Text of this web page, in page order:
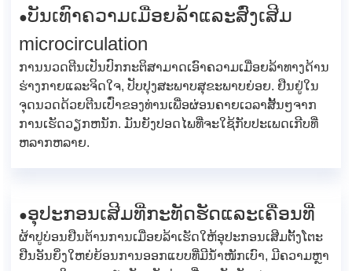
●ບັນເທົາຄວາມເມື່ອຍລ້າແລະສົ່ງເສີມ
microcirculation
ການນວດຕີນເປັນປົກກະຕິສາມາດເອົາຄວາມເມື່ອຍລ້າທາງດ້ານ
ຮ່າງກາຍແລະຈິດໃຈ, ປັບປຸງສະພາບສຸຂະພາບຍ່ອຍ. ຢືນຢູ່ໃນ
ຈຸດນວດດ້ວຍຕີນເປົ່າຂອງທ່ານເພື່ອຜ່ອນຄາຍເວລາສັ້ນໆຈາກ
ການເຮັດວຽກຫນັກ. ມັນຍັງປອດໄພທີ່ຈະໃຊ້ກັບປະເພດເກີບທີ່
ຫລາກຫລາຍ.
●ອຸປະກອນເສີມທີ່ກະທັດຮັດແລະເຄື່ອນທີ່
ຜ້າປູບ່ອນຢືນຕ້ານການເມື່ອຍລ້າເຮັດໃຫ້ອຸປະກອນເສີມຕັ້ງໂຕະ
ຢືນອັນຍິ່ງໃຫຍ່ຍ້ອນການອອກແບບທີ່ມີນ້ຳໜັກເບົາ, ມີຄວາມຫຼາ